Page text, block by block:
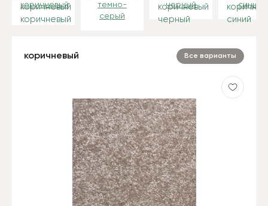
коричневый
темно-
серый
черный синий
коричневый Все варианты